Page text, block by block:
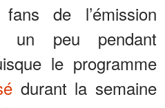
de l’émission
un peu pendant
le programme
durant la semaine